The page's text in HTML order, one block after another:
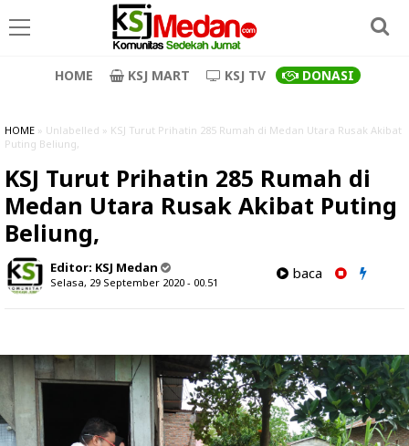
HOME KSJ MART KSJ TV DONASI
HOME » Unlabelled » KSJ Turut Prihatin 285 Rumah di Medan Utara Rusak Akibat
Puting Beliung,
KSJ Turut Prihatin 285 Rumah di
Medan Utara Rusak Akibat Puting
Beliung,
Editor: KSJ Medan
Selasa, 29 September 2020 - 00.51
baca